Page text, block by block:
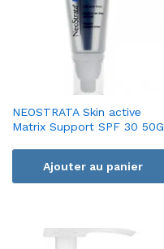
NEOSTRATA Skin active
Matrix Support SPF 30 50G
Ajouter au panier